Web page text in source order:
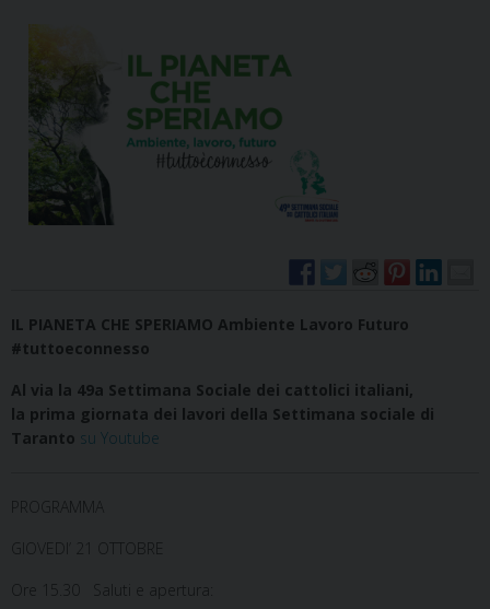
IL PIANETA CHE SPERIAMO Ambiente Lavoro Futuro
#tuttoeconnesso
Al via la 49a Settimana Sociale dei cattolici italiani,
la prima giornata dei lavori della Settimana sociale di
Taranto su Youtube
PROGRAMMA
GIOVEDI’ 21 OTTOBRE
Ore 15.30
Saluti e apertura: